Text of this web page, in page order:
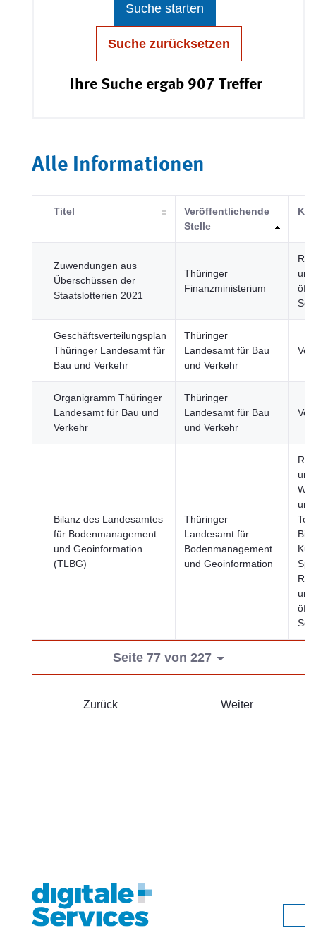
Suche starten
Suche zurücksetzen
Ihre Suche ergab 907 Treffer
Alle Informationen
Titel
Veröffentlichende
Stelle
Zuwendungen aus
Überschüssen der
Staatslotterien 2021
Thüringer
Finanzministerium
und
Geschäftsverteilungsplan
Thüringer Landesamt für
Bau und Verkehr
Thüringer
Landesamt für Bau
und Verkehr
Organigramm Thüringer
Landesamt für Bau und
Verkehr
Thüringer
Landesamt für Bau
und Verkehr
Bilanz des Landesamtes
für Bodenmanagement
und Geoinformation
(TLBG)
Thüringer
Landesamt für
Bodenmanagement
und Geoinformation
und
und
Seite 77 von 227
Zurück Weiter